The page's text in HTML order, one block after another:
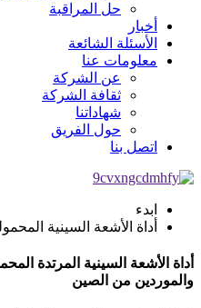
حل المراقبة
أخبار
الأسئلة الشائعة
معلومات عنا
عن الشركة
ثقافة الشركة
شهاداتنا
حول الفريق
اتصل بنا
ابدء
أداة الأشعة السينية
أداة الأشعة السينية المرتدة
والموردين من الصين